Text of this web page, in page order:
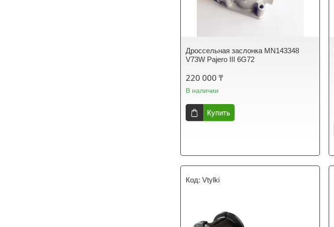
Дроссельная заслонка MN143348
V73W Pajero III 6G72
220 000 ₸
В наличии
Купить
Vtylki